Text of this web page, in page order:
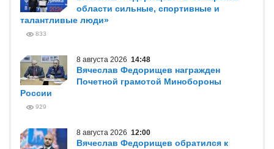
области сильные, спортивные и
талантливые люди»
833
8 августа 2026 14:48
Вячеслав Федорищев награжден
Почетной грамотой Минобороны
России
929
8 августа 2026 12:00
Вячеслав Федорищев обратился к